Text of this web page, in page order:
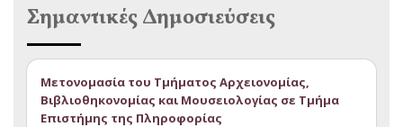
Σημαντικές Δημοσιεύσεις
Μετονομασία του Τμήματος Αρχειονομίας,
Βιβλιοθηκονομίας και Μουσειολογίας σε Τμήμα
Επιστήμης της Πληροφορίας